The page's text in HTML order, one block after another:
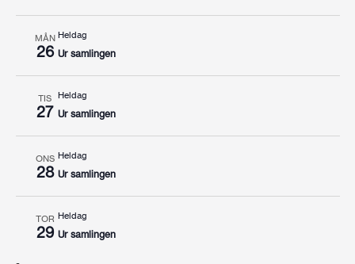
MÅN
26
Heldag
Ur samlingen
TIS
27
Heldag
Ur samlingen
ONS
28
Heldag
Ur samlingen
TOR
29
Heldag
Ur samlingen